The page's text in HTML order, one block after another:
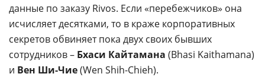
данные по заказу Rivos. Если «перебежчиков» она
исчисляет десятками, то в краже корпоративных
секретов обвиняет пока двух своих бывших
сотрудников – Бхаси Кайтамана (Bhasi Kaithamana)
и Вен Ши-Чие(Wen Shih-Chieh).